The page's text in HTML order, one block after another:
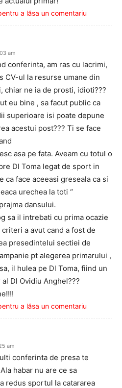
a lăsa un comentariu
am
conferinta, am ras cu lacrimi,
CV-ul la resurse umane din
chiar ne ia de prosti, idioti???
eu bine , sa facut public ca
superioare isi poate depune
acestui post??? Ti se face
asa pe fata. Aveam cu totul o
Dl Toma legat de sport in
ca face aceeasi greseala ca si
urechea la toti “
dansului.
sa il intrebati cu prima ocazie
a avut cand a fost de
presedintelui sectiei de
pt alegerea primarului ,
il hulea pe Dl Toma, fiind un
Dl Ovidiu Anghel???
a lăsa un comentariu
am
conferinta de presa te
habar nu are ce sa
redus sportul la catararea